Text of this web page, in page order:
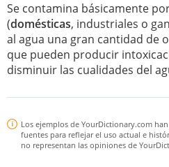
Se contamina básicamente
(domésticas, industriales o
al agua una gran cantidad de
que pueden producir
disminuir las cualidades del
Los ejemplos de YourDictionary.com
fuentes para reflejar el uso actual e
no representan las opiniones de